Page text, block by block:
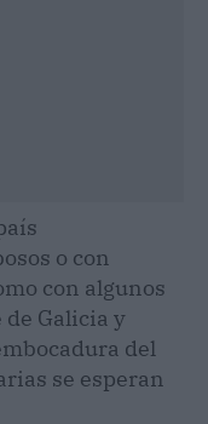
o con
con algunos
Galicia y
del
se esperan